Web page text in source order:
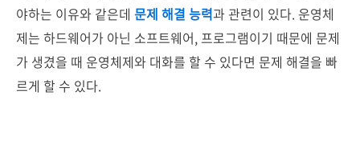
야하는 이유와 같은데 문제 해결 능력과 관련이 있다. 운영체
제는 하드웨어가 아닌 소프트웨어, 프로그램이기 때문에 문제
가 생겼을 때 운영체제와 대화를 할 수 있다면 문제 해결을 빠
르게 할 수 있다.